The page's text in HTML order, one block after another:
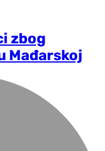
zbog
Mađarskoj